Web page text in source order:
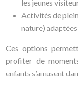
les jeunes
Activités de
nature)
Ces options
profiter de
enfants s’amusent